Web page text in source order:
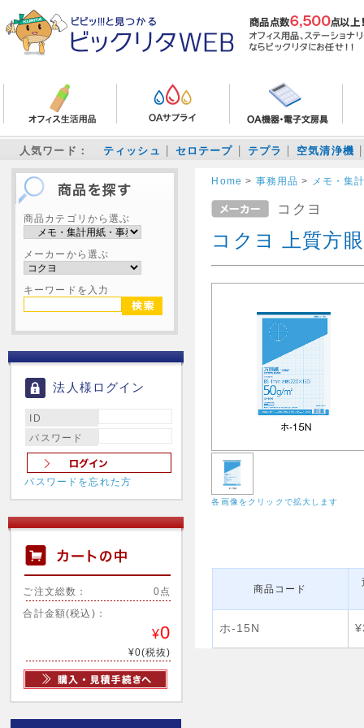
人気ワード： ティッシュ セロテープ テプラ 空気清浄機
商品カテゴリから選ぶ
メーカーから選ぶ
キーワードを入力
法人様ログイン
ID
パスワード
パスワードを忘れた方
ご注文総数： 0点
合計金額(税込)：
¥0
¥0(税抜)
Home > 事務用品 > メモ・集
コクヨ
コクヨ 上質
各画像をクリックで拡大します
商品コード
ホ-15N